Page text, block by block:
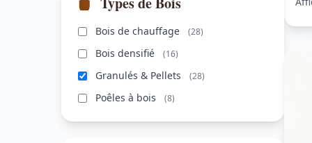
Bois de chauffage (28)
Bois densifié (16)
Granulés & Pellets (28)
Poêles à bois (8)